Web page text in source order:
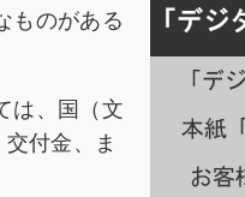
ものがある
は、国（文
付金、ま